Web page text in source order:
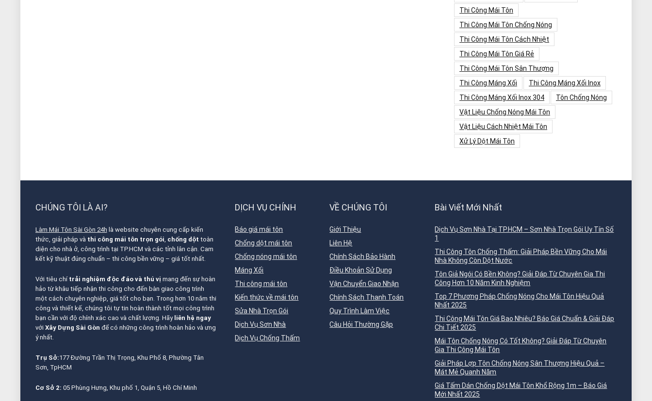
Thi Công Mái Tôn
Thi Công Mái Tôn Chống Nóng
Thi Công Mái Tôn Cách Nhiệt
Thi Công Mái Tôn Giá Rẻ
Thi Công Mái Tôn Sân Thượng
Thi Công Máng Xối
Thi Công Máng Xối Inox
Thi Công Máng Xối Inox 304
Tôn Chống Nóng
Vật Liệu Chống Nóng Mái Tôn
Vật Liệu Cách Nhiệt Mái Tôn
Xử Lý Dột Mái Tôn
CHÚNG TÔI LÀ AI?
Làm Mái Tôn Sài Gòn 24h là website chuyên cung cấp kiến
thức, giải pháp và thi công mái tôn trọn gói, chống dột toàn
diện cho nhà ở, công trình tại TP.HCM và các tỉnh lân cận. Cam
kết kỹ thuật đúng chuẩn – thi công bền vững – giá tốt nhất.
Với tiêu chí trải nghiệm độc đáo và thú vị mang đến sự hoàn
hảo từ khâu tiếp nhận thi công cho đến bàn giao công trình
một cách chuyên nghiệp, giá tốt cho bạn. Trong hơn 10 năm thi
công và thiết kế, chúng tôi tự tin hoàn thành tốt mọi công trình
bạn cần với độ chính xác cao và chất lượng. Hãy liên hệ ngay
với Xây Dựng Sài Gòn để có những công trình hoàn hảo và ưng
ý nhất.
Trụ Sở:177 Đường Trần Thị Trọng, Khu Phố 8, Phường Tân
Sơn, TpHCM
Cơ Sở 2: 05 Phùng Hưng, Khu phố 1, Quận 5, Hồ Chí Minh
DỊCH VỤ CHÍNH
Báo giá mái tôn
Chống dột mái tôn
Chống nóng mái tôn
Máng Xối
Thi công mái tôn
Kiến thức về mái tôn
Sửa Nhà Trọn Gói
Dịch Vụ Sơn Nhà
Dịch Vụ Chống Thấm
VỀ CHÚNG TÔI
Giới Thiệu
Liên Hệ
Chính Sách Bảo Hành
Điều Khoản Sử Dụng
Vận Chuyển Giao Nhận
Chính Sách Thanh Toán
Quy Trình Làm Việc
Câu Hỏi Thường Gặp
Bài Viết Mới Nhất
Dịch Vụ Sơn Nhà Tại TP.HCM – Sơn Nhà Trọn Gói Uy Tín Số
1
Thi Công Tôn Chống Thấm: Giải Pháp Bền Vững Cho Mái
Nhà Không Còn Dột Nước
Tôn Giả Ngói Có Bền Không? Giải Đáp Từ Chuyên Gia Thi
Công Hơn 10 Năm Kinh Nghiệm
Top 7 Phương Pháp Chống Nóng Cho Mái Tôn Hiệu Quả
Nhất 2025
Thi Công Mái Tôn Giá Bao Nhiêu? Báo Giá Chuẩn & Giải Đáp
Chi Tiết 2025
Mái Tôn Chống Nóng Có Tốt Không? Giải Đáp Từ Chuyên
Gia Thi Công Mái Tôn
Giải Pháp Lợp Tôn Chống Nóng Sân Thượng Hiệu Quả –
Mát Mẻ Quanh Năm
Giá Tấm Dán Chống Dột Mái Tôn Khổ Rộng 1m – Báo Giá
Mới Nhất 2025